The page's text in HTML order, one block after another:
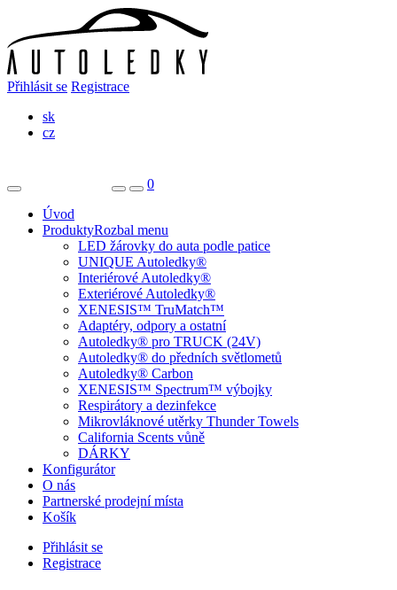
Přihlásit se Registrace
sk
cz
0
Úvod
ProduktyRozbal menu
LED žárovky do auta podle patice
UNIQUE Autoledky®
Interiérové Autoledky®
Exteriérové Autoledky®
XENESIS™ TruMatch™
Adaptéry, odpory a ostatní
Autoledky® pro TRUCK (24V)
Autoledky® do předních světlometů
Autoledky® Carbon
XENESIS™ Spectrum™ výbojky
Respirátory a dezinfekce
Mikrovláknové utěrky Thunder Towels
California Scents vůně
DÁRKY
Konfigurátor
O nás
Partnerské prodejní místa
Košík
Přihlásit se
Registrace